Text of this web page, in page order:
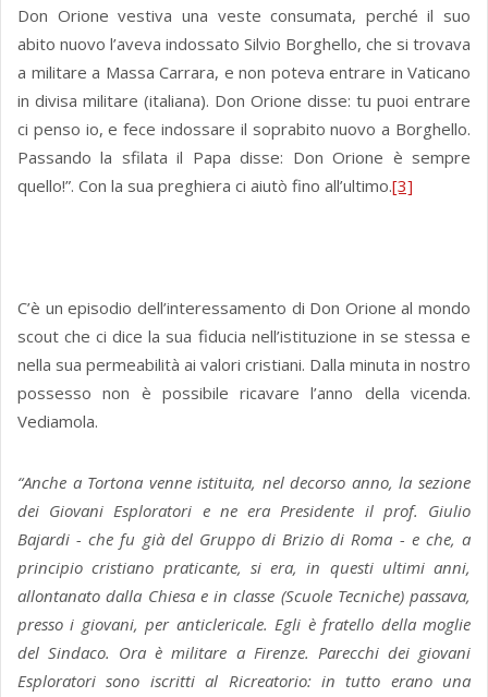
Don Orione vestiva una veste consumata, perché il suo
abito nuovo l’aveva indossato Silvio Borghello, che si trovava
a militare a Massa Carrara, e non poteva entrare in Vaticano
in divisa militare (italiana). Don Orione disse: tu puoi entrare
ci penso io, e fece indossare il soprabito nuovo a Borghello.
Passando la sfilata il Papa disse: Don Orione è sempre
quello!”. Con la sua preghiera ci aiutò fino all’ultimo.[3]
C’è un episodio dell’interessamento di Don Orione al mondo
scout che ci dice la sua fiducia nell’istituzione in se stessa e
nella sua permeabilità ai valori cristiani. Dalla minuta in nostro
possesso non è possibile ricavare l’anno della vicenda.
Vediamola.
“Anche a Tortona venne istituita, nel decorso anno, la sezione
dei Giovani Esploratori e ne era Presidente il prof. Giulio
Bajardi - che fu già del Gruppo di Brizio di Roma - e che, a
principio cristiano praticante, si era, in questi ultimi anni,
allontanato dalla Chiesa e in classe (Scuole Tecniche) passava,
presso i giovani, per anticlericale. Egli è fratello della moglie
del Sindaco. Ora è militare a Firenze. Parecchi dei giovani
Esploratori sono iscritti al Ricreatorio: in tutto erano una